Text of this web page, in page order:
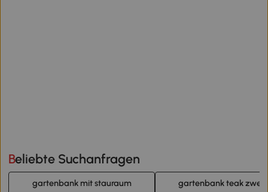
Beliebte Suchanfragen
gartenbank mit stauraum gartenbank teak